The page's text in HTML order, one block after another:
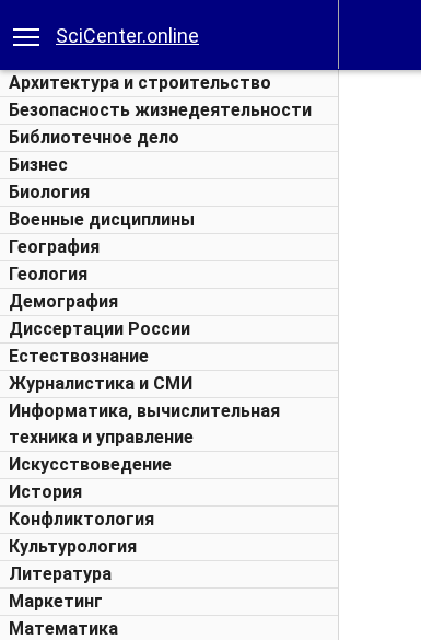
SciCenter.online
Архитектура и строительство
Безопасность жизнедеятельности
Библиотечное дело
Бизнес
Биология
Военные дисциплины
География
Геология
Демография
Диссертации России
Естествознание
Журналистика и СМИ
Информатика, вычислительная
техника и управление
Искусствоведение
История
Конфликтология
Культурология
Литература
Маркетинг
Математика